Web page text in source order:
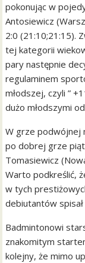
pokonując w
Antosiewicz
2:0 (21:10;21:15).
tej kategorii
pary następnie
regulaminem
młodszej, czyli ”
dużo młodszymi
W grze podwójnej
po dobrej grze
Tomasiewicz
Warto podkreślić,
w tych
debiutantów
Badmintonowi
znakomitym
kolejny, że mimo